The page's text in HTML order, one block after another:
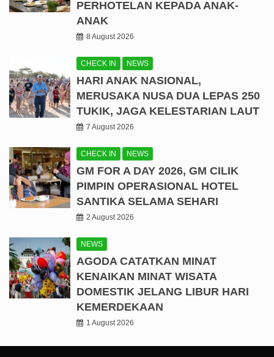
PERHOTELAN KEPADA ANAK-
ANAK
8 August 2026
CHECK IN NEWS
HARI ANAK NASIONAL,
MERUSAKA NUSA DUA LEPAS 250
TUKIK, JAGA KELESTARIAN LAUT
7 August 2026
CHECK IN NEWS
GM FOR A DAY 2026, GM CILIK
PIMPIN OPERASIONAL HOTEL
SANTIKA SELAMA SEHARI
2 August 2026
NEWS
AGODA CATATKAN MINAT
KENAIKAN MINAT WISATA
DOMESTIK JELANG LIBUR HARI
KEMERDEKAAN
1 August 2026